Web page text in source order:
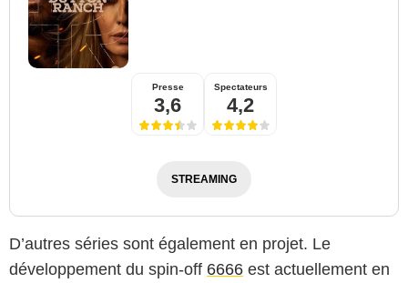
Presse
3,6
Spectateurs
4,2
STREAMING
D’autres séries sont également en projet. Le
développement du spin-off 6666 est actuellement en